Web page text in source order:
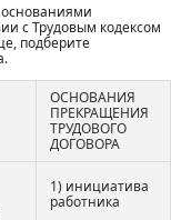
с Трудовым кодексом
подберите
ОСНОВАНИЯ
ПРЕКРАЩЕНИЯ
ТРУДОВОГО
ДОГОВОРА
1) инициатива
работника